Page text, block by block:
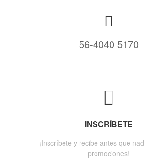
56-4040 5170
INSCRÍBETE
¡Inscríbete y recibe antes que
promociones!